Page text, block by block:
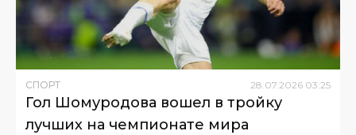
СПОРТ 28.07.2026 03:25
Гол Шомуродова вошел в тройку
лучших на чемпионате мира